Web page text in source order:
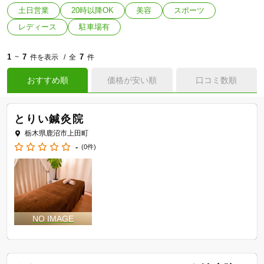
土日営業 20時以降OK 美容
スポーツ
レディース
駐車場有
1 ~ 7 件を表示 全 7 件
おすすめ順 価格が安い順 口コミ数順
とりい鍼灸院
栃木県鹿沼市上田町
- (0件)